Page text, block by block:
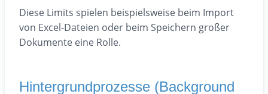
Diese Limits spielen beispielsweise beim Import
von Excel-Dateien oder beim Speichern großer
Dokumente eine Rolle.
Hintergrundprozesse (Background